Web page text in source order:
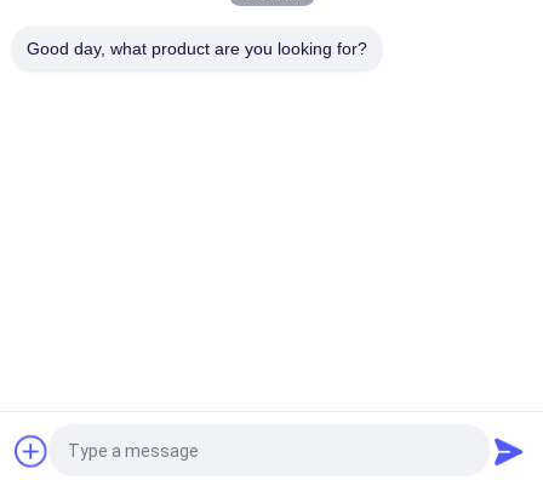
Pedir um orçamento
Good day, what product are you looking for?